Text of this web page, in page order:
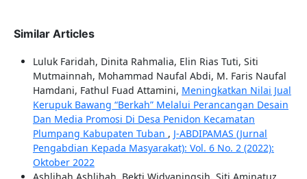
Similar Articles
Luluk Faridah, Dinita Rahmalia, Elin Rias Tuti, Siti
Mutmainnah, Mohammad Naufal Abdi, M. Faris Naufal
Hamdani, Fathul Fuad Attamini, Meningkatkan Nilai Jual
Kerupuk Bawang “Berkah” Melalui Perancangan Desain
Dan Media Promosi Di Desa Penidon Kecamatan
Plumpang Kabupaten Tuban , J-ABDIPAMAS (Jurnal
Pengabdian Kepada Masyarakat): Vol. 6 No. 2 (2022):
Oktober 2022